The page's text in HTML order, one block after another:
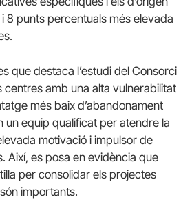
8 punts percentuals més elevada
que destaca l’estudi del Consorci
centres amb una alta vulnerabilitat
més baix d’abandonament
un equip qualificat per atendre la
motivació i impulsor de
Així, es posa en evidència que
per consolidar els projectes
importants.